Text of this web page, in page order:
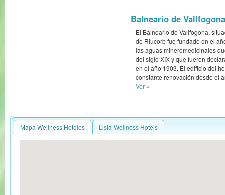
Balneario de
El Balneario de Vallfogona,
de Riucorb fue fundado en el
las aguas mineromedicinales
del siglo XIX y que fueron
en el año 1903. El edificio del
constante renovación desde el
Ver »
Mapa Wellness Hoteles Lista Wellness Hotels